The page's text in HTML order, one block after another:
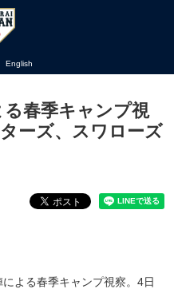
English
春季キャンプ視
ーズ、スワローズ
よる春季キャンプ視察。4日